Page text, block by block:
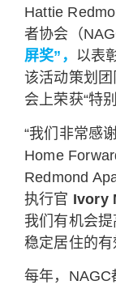
Hattie
者协会（
屏奖”，
以表
该活动策划
会上荣获“特
“我们非常感
Home
Redmond
执行官 Ivory
我们有机会
稳定居住的
每年，NAGC